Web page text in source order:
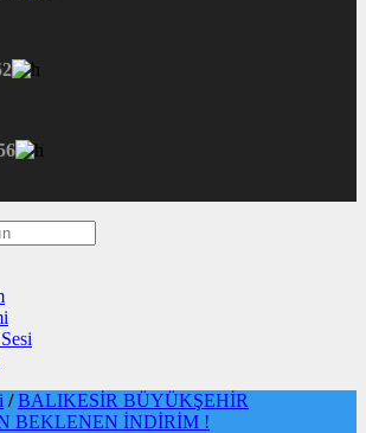
/ BALIKESİR BÜYÜKŞEHİR
BEKLENEN İNDİRİM !